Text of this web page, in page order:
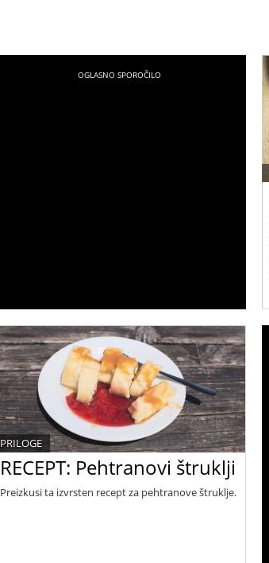
RECEPT: Pehtranovi štruklji
PRILOGE
Preizkusi ta izvrsten recept za pehtranove štruklje.